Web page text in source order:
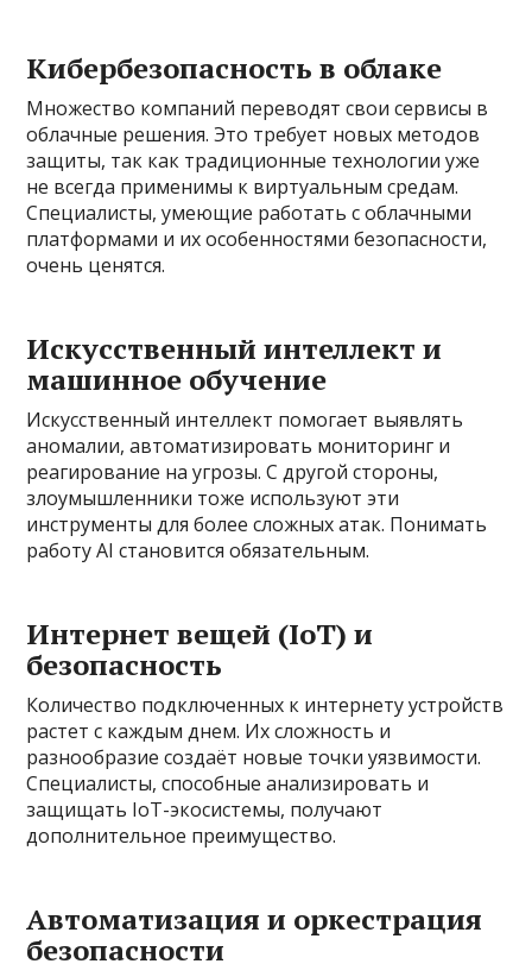
Кибербезопасность в облаке
Множество компаний переводят свои сервисы в
облачные решения. Это требует новых методов
защиты, так как традиционные технологии уже
не всегда применимы к виртуальным средам.
Специалисты, умеющие работать с облачными
платформами и их особенностями безопасности,
очень ценятся.
Искусственный интеллект и
машинное обучение
Искусственный интеллект помогает выявлять
аномалии, автоматизировать мониторинг и
реагирование на угрозы. С другой стороны,
злоумышленники тоже используют эти
инструменты для более сложных атак. Понимать
работу AI становится обязательным.
Интернет вещей (IoT) и
безопасность
Количество подключенных к интернету устройств
растет с каждым днем. Их сложность и
разнообразие создаёт новые точки уязвимости.
Специалисты, способные анализировать и
защищать IoT-экосистемы, получают
дополнительное преимущество.
Автоматизация и оркестрация
безопасности